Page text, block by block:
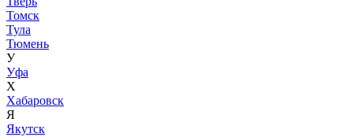
Томск
Тула
Тюмень
У
Уфа
Х
Хабаровск
Я
Якутск